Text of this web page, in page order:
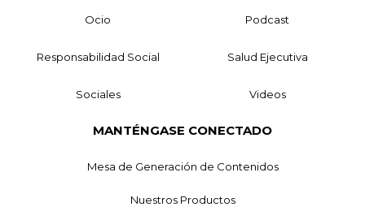
Ocio Podcast
Responsabilidad Social Salud Ejecutiva
Sociales Videos
MANTÉNGASE CONECTADO
Mesa de Generación de Contenidos
Nuestros Productos